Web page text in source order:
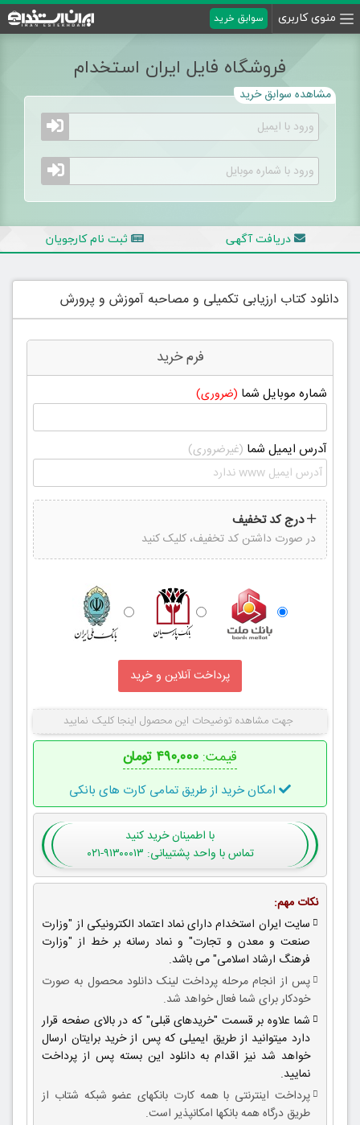
منوی کاربری سوابق خرید
فروشگاه فایل ایران استخدام
مشاهده سوابق خرید
دریافت آگهی ثبت نام کارجویان
دانلود کتاب ارزیابی تکمیلی و مصاحبه آموزش و پرورش
فرم خرید
شماره موبایل شما (ضروری)
آدرس ایمیل شما (غیرضروری)
درج کد تخفیف
در صورت داشتن کد تخفیف، کلیک کنید
جهت مشاهده توضیحات این محصول اینجا کلیک نمایید
قیمت: ۴۹۰,۰۰۰ تومان
امکان خرید از طریق تمامی کارت های بانکی
با اطمینانخرید کنید
تماس با واحد پشتیبانی: ۹۱۳۰۰۰۱۳-۰۲۱
نکات مهم:
سایت ایران استخدام دارای نماد اعتماد الکترونیکی از "وزارت
صنعت و معدن و تجارت" و نماد رسانه بر خط از "وزارت
فرهنگ ارشاد اسلامی" می باشد.
پس از انجام مرحله پرداخت لینک دانلود محصول به صورت
خودکار برای شما فعال خواهد شد.
شما علاوه بر قسمت "خریدهای قبلی" که در بالای صفحه قرار
دارد میتوانید از طریق ایمیلی که پس از خرید برایتان ارسال
خواهد شد نیز اقدام به دانلود این بسته پس از پرداخت
نمایید.
پرداخت اینترنتی با همه کارت بانکهای عضو شبکه شتاب از
طریق درگاه همه بانکها امکانپذیر است.